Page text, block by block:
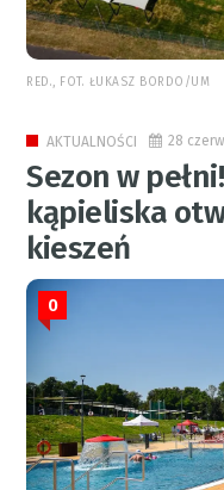
RED., FOT. ŁUKASZ BORDO/UM
AKTUALNOŚCI 28
Sezon w
kąpieliska
kieszeń
0